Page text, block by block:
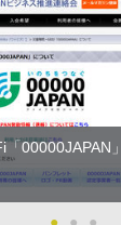
00000JAPAN